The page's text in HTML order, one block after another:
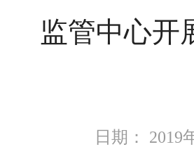
监管中心开
日期：